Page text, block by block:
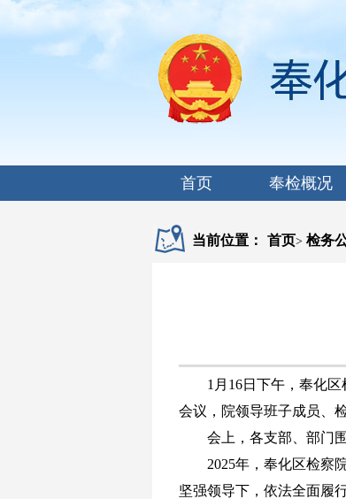
首页 奉检概况
当前位置： 首页> 检务
1月16日下午，奉化
会议，院领导班子成员、
会上，各支部、部门
2025年，奉化区检察
坚强领导下，依法全面履